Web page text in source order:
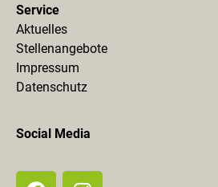
Service
Aktuelles
Stellenangebote
Impressum
Datenschutz
Social Media